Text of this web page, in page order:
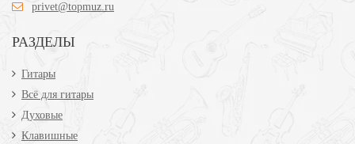
privet@topmuz.ru
РАЗДЕЛЫ
Гитары
Всё для гитары
Духовые
Клавишные